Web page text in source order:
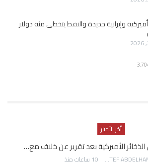
وإيرانية جديدة والنفط يتخطى مئة دولار
أخر الأخبار
الأميركية بعد تقرير عن خلاف مع…
AWATEF ABDELHAMED 10 ساعات منذ